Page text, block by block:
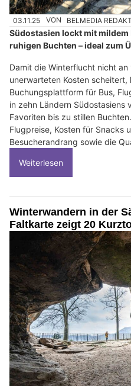
03.11.25 VON BELMEDIA
Südostasien lockt mit mildem
ruhigen Buchten – ideal zum
Damit die Winterflucht nicht
unerwarteten Kosten scheitert,
Buchungsplattform für Bus,
in zehn Ländern Südostasiens
Favoriten bis zu stillen
Flugpreise, Kosten für Snacks
Besucherandrang sowie die
Weiterlesen
Winterwandern in der
Faltkarte zeigt 20